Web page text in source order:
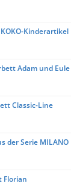
Kinderartikel
Adam und Eule
Classic-Line
der Serie MILANO
Florian